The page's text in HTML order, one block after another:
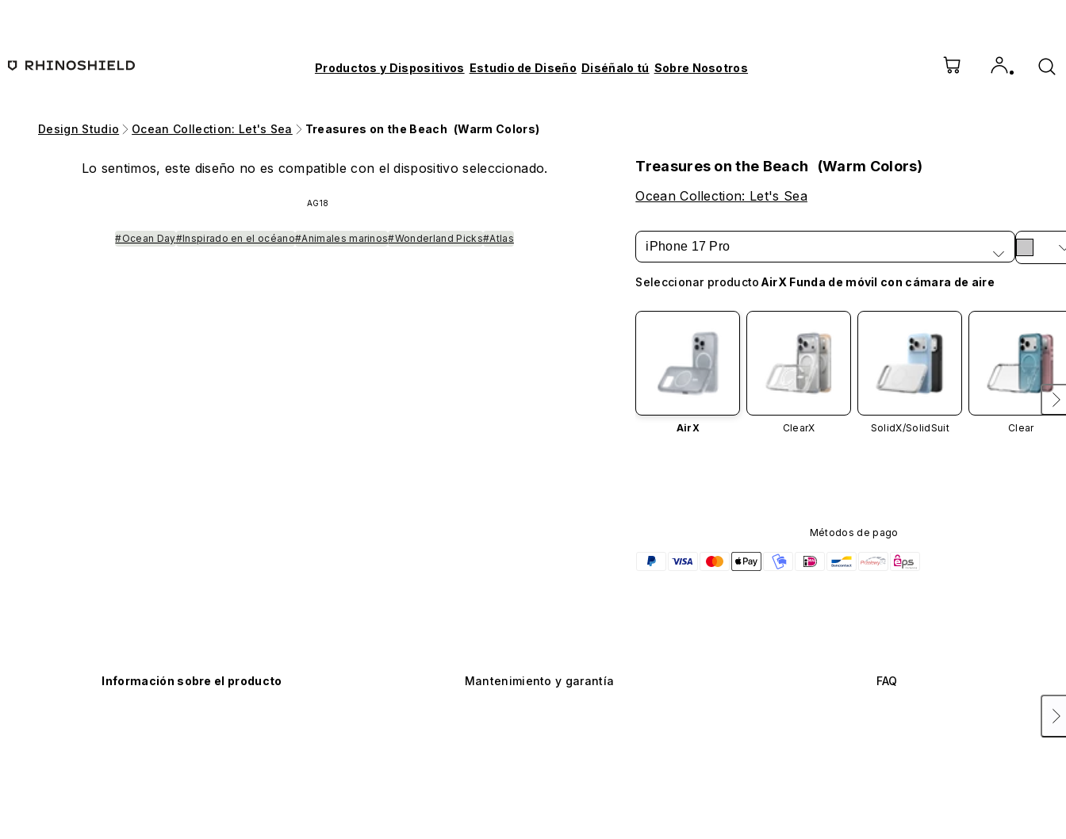
Productos y Dispositivos Estudio de Diseño Diséñalo tú Sobre Nosotros
Design Studio Ocean Collection: Let's Sea Treasures on the Beach (Warm Colors)
Lo sentimos, este diseño no es compatible con el dispositivo seleccionado.
AG18
#Ocean Day#Inspirado en el océano#Animales marinos#Wonderland Picks#Atlas
Treasures on the Beach (Warm Colors)
Ocean Collection: Let's Sea
iPhone 17 Pro
Seleccionar producto AirX Funda de móvil con cámara de aire
AirX ClearX SolidX/SolidSuit Clear
Métodos de pago
Información sobre el producto Mantenimiento y garantía FAQ